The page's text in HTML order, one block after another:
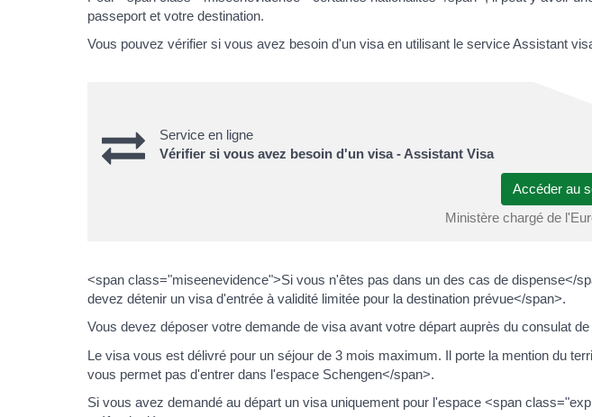
passeport et votre destination.
Vous pouvez vérifier si vous avez besoin d'un visa en utilisant le service Assistant
Service en ligne
Vérifier si vous avez besoin d'un visa - Assistant Visa
Accéder au
Ministère chargé de
<span class="miseenevidence">Si vous n'êtes pas dans un des cas de dispense</
devez détenir un visa d'entrée à validité limitée pour la destination prévue</span>.
Vous devez déposer votre demande de visa avant votre départ auprès du consulat
Le visa vous est délivré pour un séjour de 3 mois maximum. Il porte la mention du
vous permet pas d'entrer dans l'espace Schengen</span>.
Si vous avez demandé au départ un visa uniquement pour l'espace <span